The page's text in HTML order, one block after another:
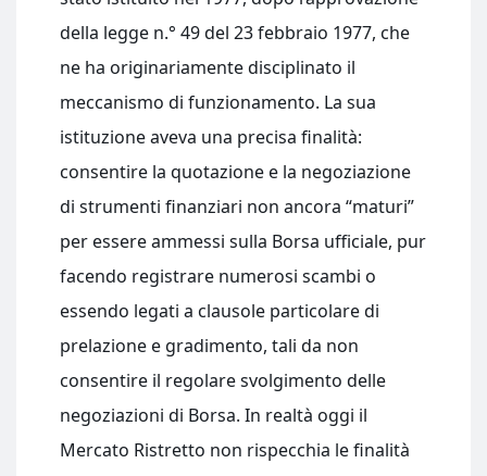
della legge n.° 49 del 23 febbraio 1977, che
ne ha originariamente disciplinato il
meccanismo di funzionamento. La sua
istituzione aveva una precisa finalità:
consentire la quotazione e la negoziazione
di strumenti finanziari non ancora “maturi”
per essere ammessi sulla Borsa ufficiale, pur
facendo registrare numerosi scambi o
essendo legati a clausole particolare di
prelazione e gradimento, tali da non
consentire il regolare svolgimento delle
negoziazioni di Borsa. In realtà oggi il
Mercato Ristretto non rispecchia le finalità